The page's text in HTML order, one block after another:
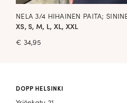
NELA 3/4 HIHAINEN PAITA;
XS, S, M, L, XL, XXL
€ 34,95
DOPP HELSINKI